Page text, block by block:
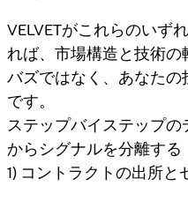
VELVETがこれらのいず
れば、市場構造と技術
バズではなく、あなたの
です。
ステップバイステップ
からシグナルを分離する
1) コントラクトの出所と